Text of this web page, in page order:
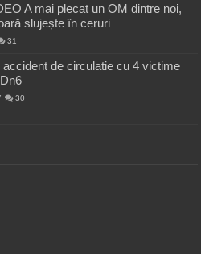
A mai plecat un OM dintre noi,
slujește în ceruri
31
de circulatie cu 4 victime
30